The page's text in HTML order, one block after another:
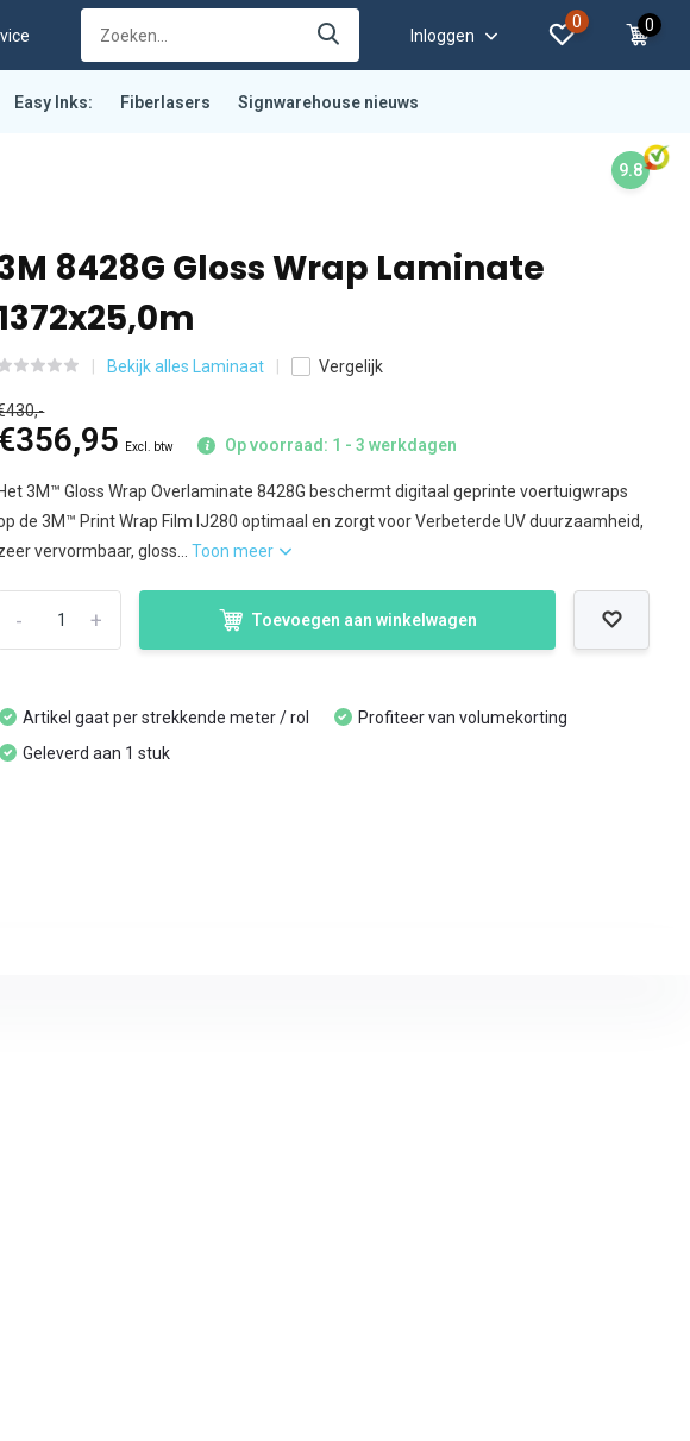
Inloggen
0 0
Easy Inks: Fiberlasers Signwarehouse nieuws
9.8
8428G Gloss Wrap Laminate
Bekijk alles Laminaat Vergelijk
Excl. btw Op voorraad: 1 - 3 werkdagen
Het 3M™ Gloss Wrap Overlaminate 8428G beschermt digitaal geprinte voertuigwraps
de 3M™ Print Wrap Film IJ280 optimaal en zorgt voor Verbeterde UV duurzaamheid,
vervormbaar, gloss...Toon meer
+
- Toevoegen aan winkelwagen
Artikel gaat per strekkende meter / rol
Geleverd aan 1 stuk
Profiteer van volumekorting